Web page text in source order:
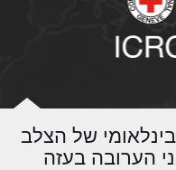
של הצלב
הערובה בעזה